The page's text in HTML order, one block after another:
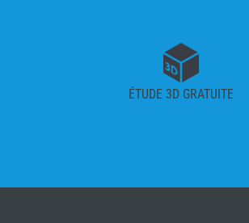
ÉTUDE 3D GRATUITE